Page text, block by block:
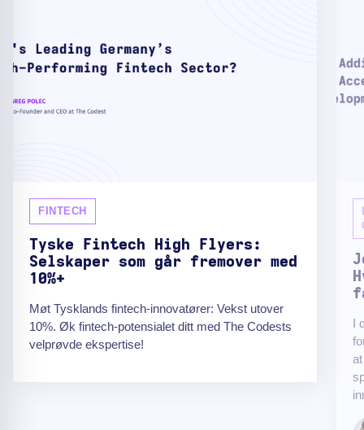
FINTECH
Tyske Fintech High Flyers:
Selskaper som går fremover med
10%+
Møt Tysklands fintech-innovatører: Vekst utover
10%. Øk fintech-potensialet ditt med The Codests
velprøvde ekspertise!
I